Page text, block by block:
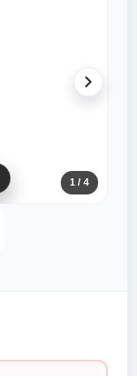
1 / 4